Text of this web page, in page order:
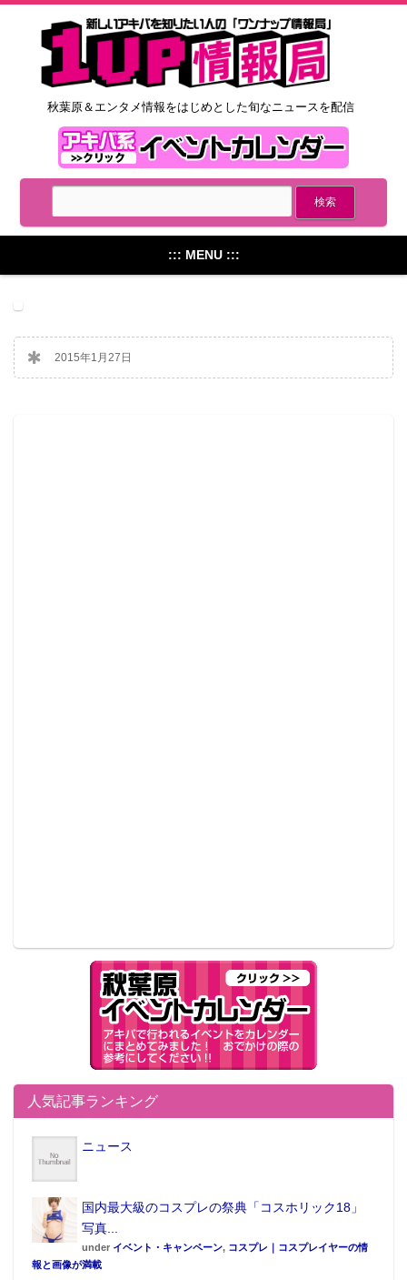
秋葉原＆エンタメ情報をはじめとした旬なニュースを配信
::: MENU :::
2015年1月27日
人気記事ランキング
ニュース
国内最大級のコスプレの祭典「コスホリック18」
写真...
under イベント・キャンペーン, コスプレ｜コスプレイヤーの情
報と画像が満載